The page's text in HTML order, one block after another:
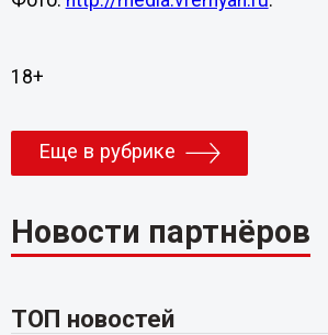
18+
Еще в рубрике
Новости партнёров
ТОП новостей